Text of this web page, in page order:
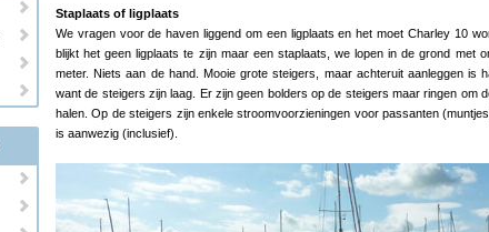
Staplaats of ligplaats
We vragen voor de haven liggend om een ligplaats en het moet Charley 10
blijkt het geen ligplaats te zijn maar een staplaats, we lopen in de grond met
meter. Niets aan de hand. Mooie grote steigers, maar achteruit aanleggen is
want de steigers zijn laag. Er zijn geen bolders op de steigers maar ringen om
halen. Op de steigers zijn enkele stroomvoorzieningen voor passanten
is aanwezig (inclusief).